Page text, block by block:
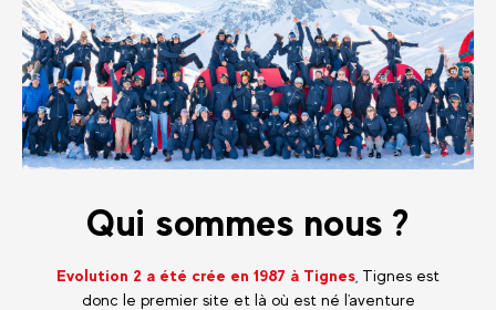
Qui sommes nous ?
Evolution 2 a été crée en 1987 à Tignes , Tignes est
donc le premier site et là où est né l'aventure